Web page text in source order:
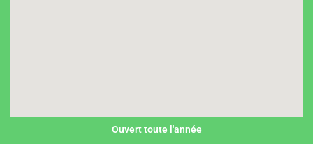
Ouvert toute l'année